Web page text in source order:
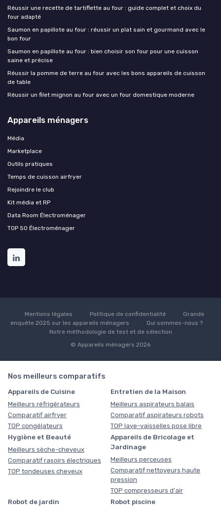
Réussir une recette de tartiflette au four : guide complet et choix du
four adapté
Saumon en papillote au four : réussir un plat sain et gourmand avec le
bon four
Saumon en papillote au four : bien choisir son four pour une cuisson
saine et précise
Réussir la pomme de terre au four avec les bons appareils de cuisson
de table
Réussir un filet mignon au four avec un four domestique moderne
Appareils ménagers
Média
Marketplace
Outils pratiques
Temps de cuisson airfryer
Rejoindre le club
Kit média et RP
Data Room Électroménager
TOP 50 Électroménager
Mentions légales Politique de confidentialité
Grande
enquête 2025 sur les appareils ménagers
Qui sommes-nous ?
Notre méthodologie de test et de sélection
© Appareils ménagers 2026
Nos meilleurs comparatifs
Appareils de Cuisine
Meilleurs réfrigérateurs
Comparatif airfryer
TOP congélateurs
Entretien de la Maison
Meilleurs aspirateurs balais
Comparatif aspirateurs robots
TOP lave-vaisselles pose libre
Hygiène et Beauté
Meilleurs sèche-cheveux
Comparatif rasoirs électriques
TOP tondeuses cheveux
Appareils de Bricolage et
Jardinage
Meilleurs perceuses
Comparatif nettoyeurs haute
pression
TOP compresseurs d'air
Robot de jardin Robot piscine